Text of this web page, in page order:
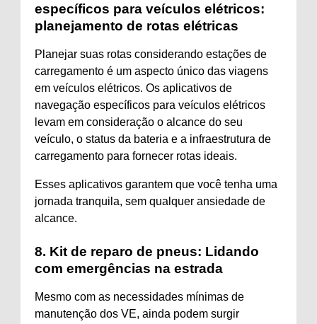
específicos para veículos elétricos:
planejamento de rotas elétricas
Planejar suas rotas considerando estações de
carregamento é um aspecto único das viagens
em veículos elétricos. Os aplicativos de
navegação específicos para veículos elétricos
levam em consideração o alcance do seu
veículo, o status da bateria e a infraestrutura de
carregamento para fornecer rotas ideais.
Esses aplicativos garantem que você tenha uma
jornada tranquila, sem qualquer ansiedade de
alcance.
8. Kit de reparo de pneus: Lidando
com emergências na estrada
Mesmo com as necessidades mínimas de
manutenção dos VE, ainda podem surgir